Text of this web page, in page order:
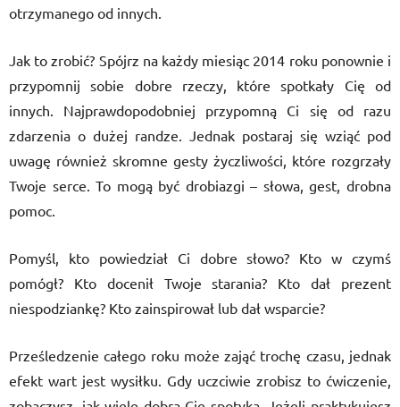
otrzymanego od innych.
Jak to zrobić? Spójrz na każdy miesiąc 2014 roku ponownie i
przypomnij sobie dobre rzeczy, które spotkały Cię od
innych. Najprawdopodobniej przypomną Ci się od razu
zdarzenia o dużej randze. Jednak postaraj się wziąć pod
uwagę również skromne gesty życzliwości, które rozgrzały
Twoje serce. To mogą być drobiazgi – słowa, gest, drobna
pomoc.
Pomyśl, kto powiedział Ci dobre słowo? Kto w czymś
pomógł? Kto docenił Twoje starania? Kto dał prezent
niespodziankę? Kto zainspirował lub dał wsparcie?
Prześledzenie całego roku może zająć trochę czasu, jednak
efekt wart jest wysiłku. Gdy uczciwie zrobisz to ćwiczenie,